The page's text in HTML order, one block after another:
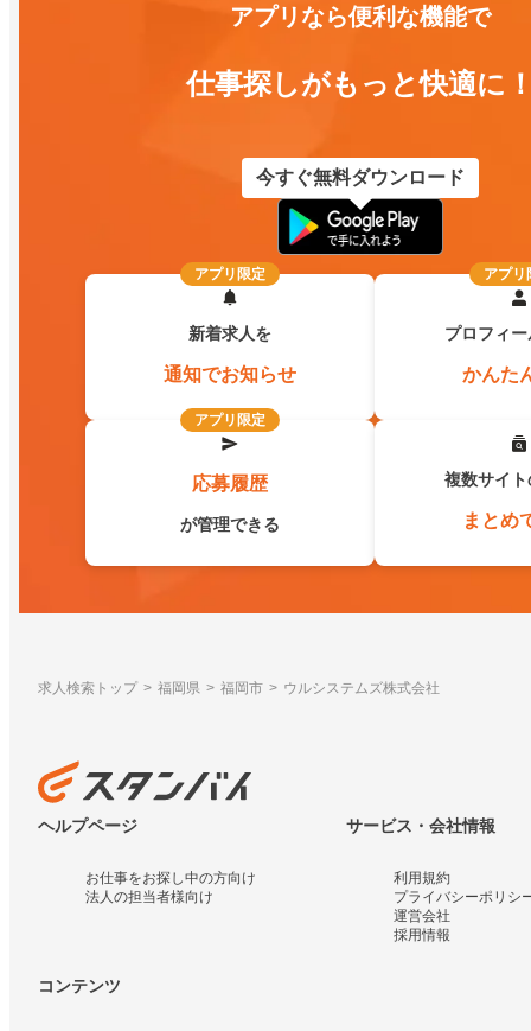
アプリなら便利な機能で
仕事探しがもっと快適に
今すぐ無料ダウンロード
アプリ限定
新着求人を
通知でお知らせ
アプリ
プロフィ
かんた
アプリ限定
応募履歴
が管理できる
複数サイ
まとめ
求人検索トップ 福岡県 福岡市 ウルシステムズ株式会社
ヘルプページ
お仕事をお探し中の方向け
法人の担当者様向け
サービス・会社情報
利用規約
プライバシーポリシ
運営会社
採用情報
コンテンツ